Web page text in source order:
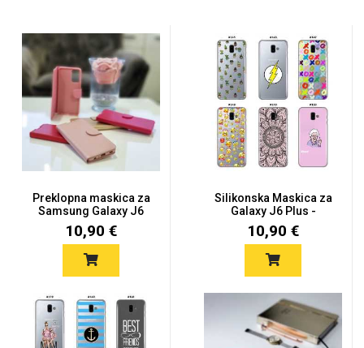
Preklopna maskica za
Samsung Galaxy J6
Plus -...
10,90 €
Silikonska Maskica za
Galaxy J6 Plus -
Šareni...
10,90 €